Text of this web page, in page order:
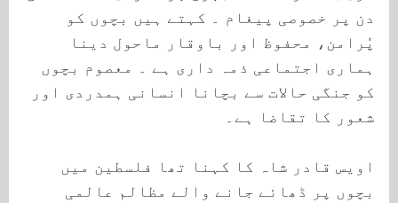
دن پر خصوصی پیغام ۔ کہتے ہیں بچوں کو
پُرامن، محفوظ اور باوقار ماحول دینا
ہماری اجتماعی ذمہ داری ہے ۔ معصوم بچوں
کو جنگی حالات سے بچانا انسانی ہمدردی اور
شعور کا تقاضا ہے۔
اویس قادر شاہ کا کہنا تھا فلسطین میں
بچوں پر ڈھائے جانے والے مظالم عالمی